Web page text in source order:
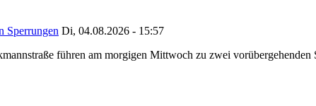
Sperrungen Di, 04.08.2026 - 15:57
führen am morgigen Mittwoch zu zwei